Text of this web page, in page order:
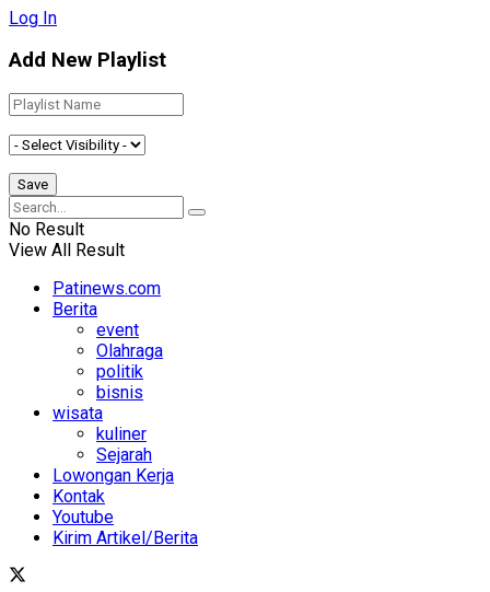
Log In
Add New Playlist
No Result
View All Result
Patinews.com
Berita
event
Olahraga
politik
bisnis
wisata
kuliner
Sejarah
Lowongan Kerja
Kontak
Youtube
Kirim Artikel/Berita